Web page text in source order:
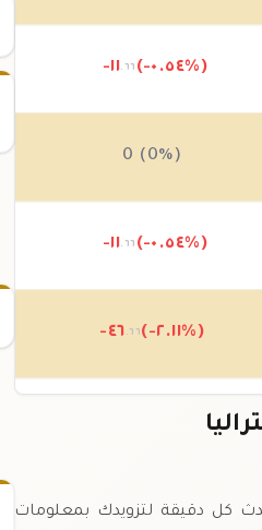
-١١ .٦٦ (-٠.٥٤%)
0 (0%)
-١١ .٦٦ (-٠.٥٤%)
-٤٦ .٦٦ (-٢.١١%)
(+٢.٧%)
ويُحدث كل دقيقة لتزويدك بمعلومات